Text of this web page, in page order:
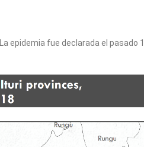
La epidemia fue declarada el pasado